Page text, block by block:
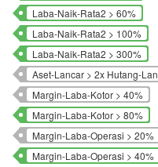
Laba-Naik-Rata2 > 60%
Laba-Naik-Rata2 > 100%
Laba-Naik-Rata2 > 300%
Aset-Lancar > 2x Hutang-
Margin-Laba-Kotor > 40%
Margin-Laba-Kotor > 80%
Margin-Laba-Operasi > 20%
Margin-Laba-Operasi > 40%